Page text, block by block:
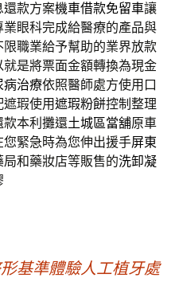
還款方案機車借款免留車讓
眼科完成給醫療的產品與
職業給予幫助的業界放款
就是將票面金額轉換為現金
病治療依照醫師處方使用口
瑕使用遮瑕粉餅控制整理
款本利攤還土城區當舖原車
緊急時為您伸出援手屏東
和藥妝店等販售的洗卸凝
基準體驗人工植牙處